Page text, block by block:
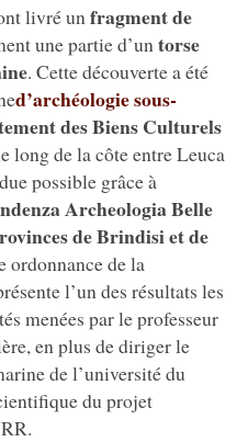
livré un fragment de
une partie d’un torse
. Cette découverte a été
d’archéologie sous-
des Biens Culturels
long de la côte entre Leuca
possible grâce à
Archeologia Belle
de Brindisi et de
ordonnance de la
l’un des résultats les
menées par le professeur
en plus de diriger le
de l’université du
du projet